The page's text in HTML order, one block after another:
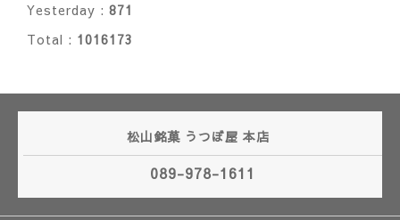
Yesterday : 871
Total : 1016173
松山銘菓 うつぼ屋 本店
089-978-1611